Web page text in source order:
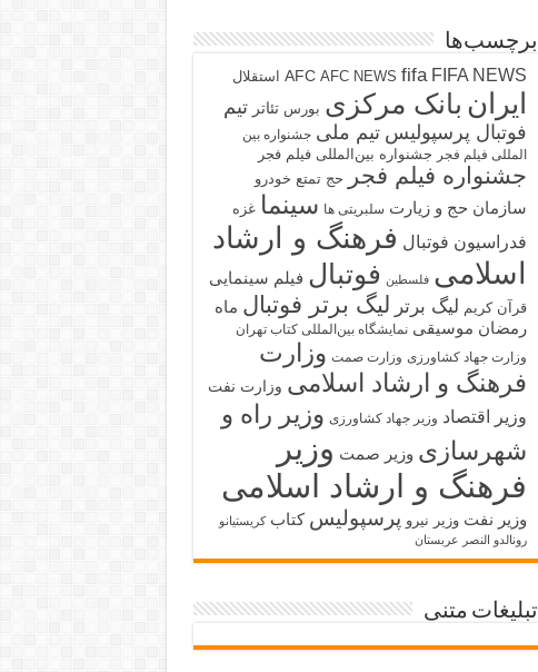
برچسب‌ها
AFC AFC NEWS fifa FIFA NEWS استقلال
ایران بانک مرکزی بورس تئاتر تیم
فوتبال پرسپولیس تیم ملی جشنواره بین
المللی فیلم فجر جشنواره بین‌المللی فیلم فجر
جشنواره فیلم فجر حج تمتع خودرو
سازمان حج و زیارت سلبریتی ها سینما غزه
فدراسیون فوتبال فرهنگ و ارشاد
اسلامی فلسطین فوتبال فیلم سینمایی
قرآن کریم لیگ برتر لیگ برتر فوتبال ماه
رمضان موسیقی نمایشگاه بین‌المللی کتاب تهران
وزارت جهاد کشاورزی وزارت صمت وزارت
فرهنگ و ارشاد اسلامی وزارت نفت
وزیر اقتصاد وزیر جهاد کشاورزی وزیر راه و
شهرسازی وزیر صمت وزیر
فرهنگ و ارشاد اسلامی
وزیر نفت وزیر نیرو پرسپولیس کتاب کریستیانو
رونالدو النصر عربستان
تبلیغات متنی